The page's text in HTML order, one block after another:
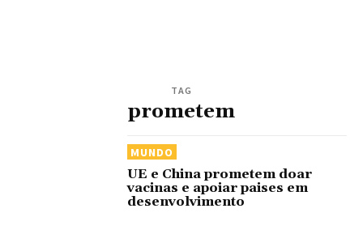
TAG
prometem
MUNDO
UE e China prometem doar
vacinas e apoiar paises em
desenvolvimento